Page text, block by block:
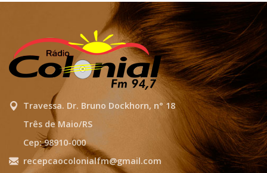
Travessa. Dr. Bruno Dockhorn, n° 18
Três de Maio/RS
Cep: 98910-000
recepcaocolonialfm@gmail.com